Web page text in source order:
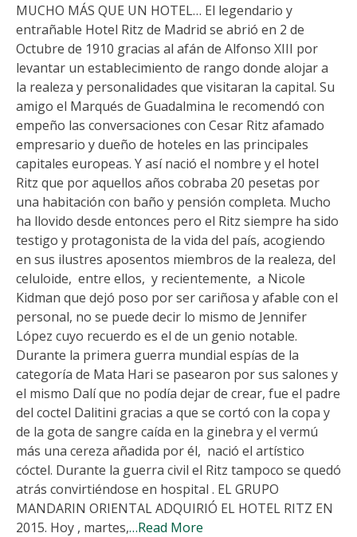
MUCHO MÁS QUE UN HOTEL… El legendario y
entrañable Hotel Ritz de Madrid se abrió en 2 de
Octubre de 1910 gracias al afán de Alfonso XIII por
levantar un establecimiento de rango donde alojar a
la realeza y personalidades que visitaran la capital. Su
amigo el Marqués de Guadalmina le recomendó con
empeño las conversaciones con Cesar Ritz afamado
empresario y dueño de hoteles en las principales
capitales europeas. Y así nació el nombre y el hotel
Ritz que por aquellos años cobraba 20 pesetas por
una habitación con baño y pensión completa. Mucho
ha llovido desde entonces pero el Ritz siempre ha sido
testigo y protagonista de la vida del país, acogiendo
en sus ilustres aposentos miembros de la realeza, del
celuloide, entre ellos, y recientemente, a Nicole
Kidman que dejó poso por ser cariñosa y afable con el
personal, no se puede decir lo mismo de Jennifer
López cuyo recuerdo es el de un genio notable.
Durante la primera guerra mundial espías de la
categoría de Mata Hari se pasearon por sus salones y
el mismo Dalí que no podía dejar de crear, fue el padre
del coctel Dalitini gracias a que se cortó con la copa y
de la gota de sangre caída en la ginebra y el vermú
más una cereza añadida por él, nació el artístico
cóctel. Durante la guerra civil el Ritz tampoco se quedó
atrás convirtiéndose en hospital . EL GRUPO
MANDARIN ORIENTAL ADQUIRIÓ EL HOTEL RITZ EN
2015. Hoy , martes,…Read More